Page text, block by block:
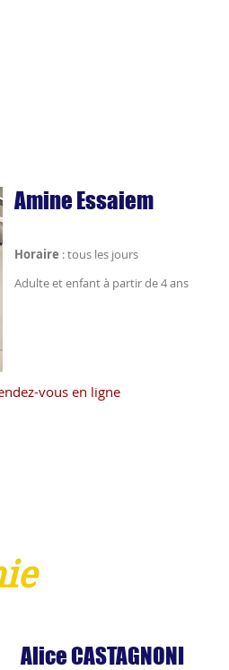
Amine Essaiem
Horaire :tous les jours
Adulte et enfant à partir de 4 ans
vous en ligne
Alice CASTAGNONI